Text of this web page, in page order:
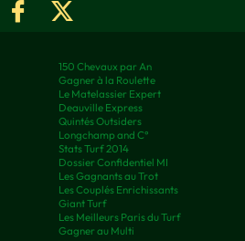
150 Chevaux par An
Gagner à la Roulette
Le Matelassier Expert
Deauville Express
Quintés Outsiders
Longchamp and C°
Stats Turf 2014
Dossier Confidentiel MI
Les Gagnants au Trot
Les Couplés Enrichissants
Giant Turf
Les Meilleurs Paris du Turf
Gagner au Multi